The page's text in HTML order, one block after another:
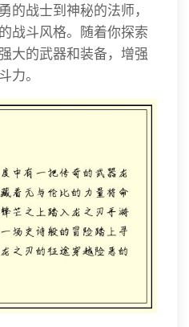
的战士到神秘的法师，
战斗风格。随着你探索
大的武器和装备，增强
力。